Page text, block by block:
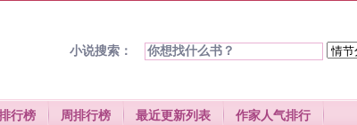
小说搜索：
行榜 周排行榜 最近更新列表 作家人气排行